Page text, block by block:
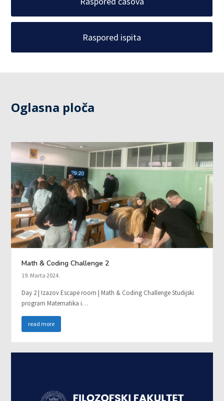
Raspored ispita
Oglasna ploča
Math & Coding Challenge 2
19. Marta 2024.
Day 2 | Izazov Escape room | Math & Coding Challenge Studijski
program Matematika i…
read more